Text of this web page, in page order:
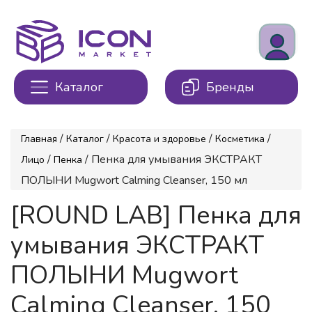
Каталог Бренды
Главная / Каталог / Красота и здоровье / Косметика /
Лицо / Пенка / Пенка для умывания ЭКСТРАКТ
ПОЛЫНИ Mugwort Calming Cleanser, 150 мл
[ROUND LAB] Пенка для
умывания ЭКСТРАКТ
ПОЛЫНИ Mugwort